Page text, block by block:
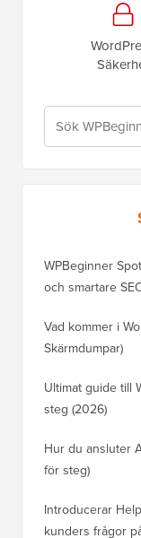
WPBeginner
och smartare
Vad kommer i
Skärmdumpar)
Ultimat guide till
steg (2026)
Hur du ansluter
för steg)
Introducerar
kunders frågor